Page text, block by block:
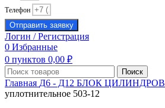
Телефон
Отправить заявку
Логин / Регистрация
0 Избранные
0 пунктов 0,00 ₽
Поиск
Главная Д6 - Д12 БЛОК ЦИЛИНДРОВ
уплотнительное 503-12